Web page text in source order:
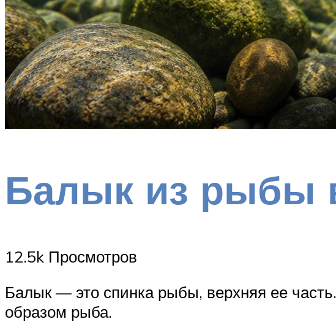
Балык из рыбы
12.5k Просмотров
Балык — это спинка рыбы, верхняя ее
образом рыба.